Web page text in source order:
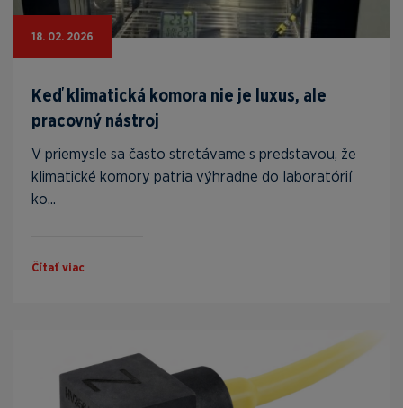
18. 02. 2026
Keď klimatická komora nie je luxus, ale
pracovný nástroj
V priemysle sa často stretávame s predstavou, že
klimatické komory patria výhradne do laboratórií
ko...
Čítať viac